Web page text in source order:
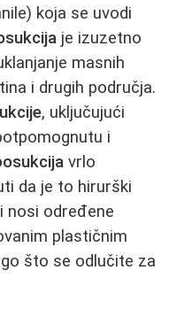
koja se uvodi
je izuzetno
masnih
i drugih područja.
, uključujući
i
vrlo
da je to hirurški
nosi određene
plastičnim
što se odlučite za